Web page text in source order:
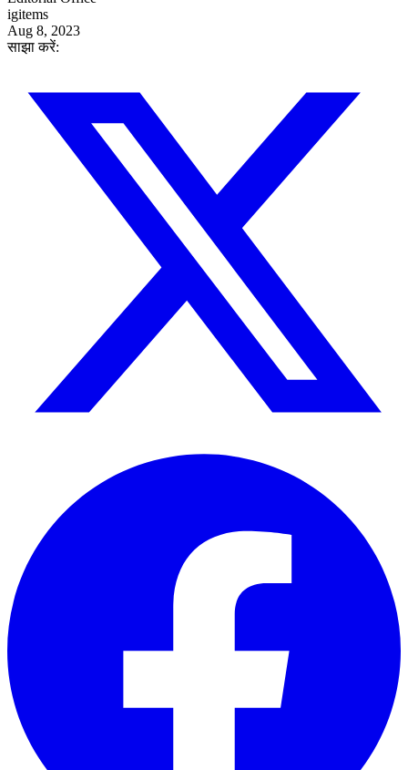
igitems
Aug 8, 2023
साझा करें: